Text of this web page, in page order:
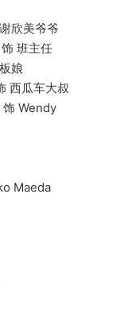
美爷爷
班主任
娘
瓜车大叔
Wendy
Maeda